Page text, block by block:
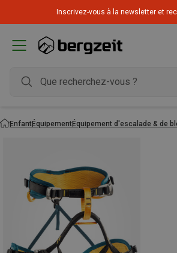
Inscrivez-vous à la newsletter et
EnfantÉquipementÉquipement d'escalade & de